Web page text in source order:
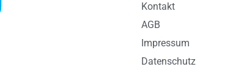
Kontakt
AGB
Impressum
Datenschutz